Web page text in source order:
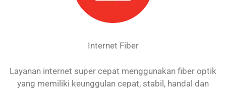
Internet Fiber
Layanan internet super cepat menggunakan fiber optik
yang memiliki keunggulan cepat, stabil, handal dan